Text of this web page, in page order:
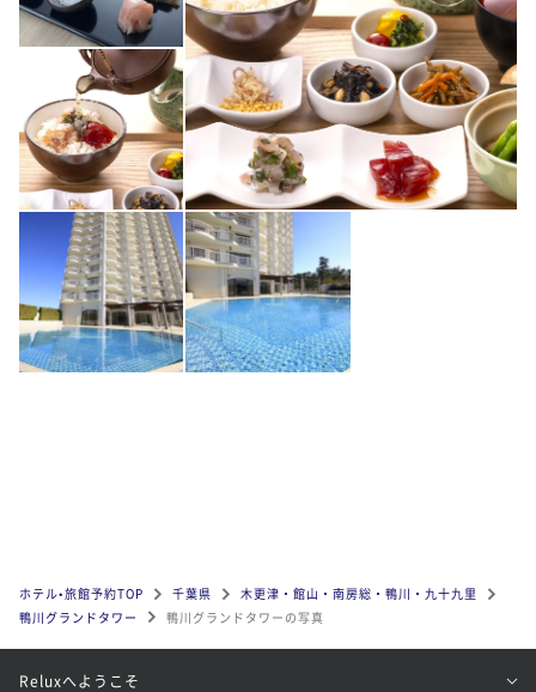
ホテル•旅館予約TOP 千葉県
木更津・館山・南房総・鴨川・九十九里
鴨川グランドタワー
鴨川グランドタワーの写真
Reluxへようこそ